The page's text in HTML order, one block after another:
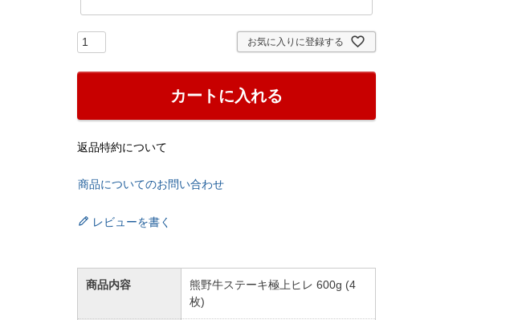
お気に入りに登録する
カートに入れる
返品特約について
商品についてのお問い合わせ
レビューを書く
商品内容
熊野牛ステーキ極上ヒレ 600g (4
枚)